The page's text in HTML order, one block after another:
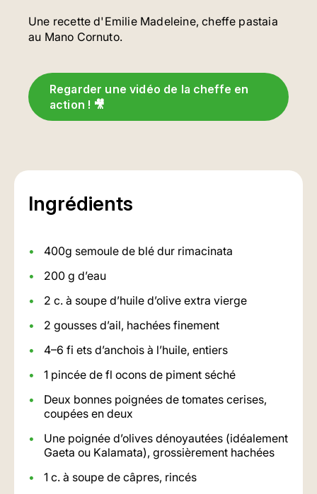
Une recette d'Emilie Madeleine, cheffe pastaia
au Mano Cornuto.
Regarder une vidéo de la cheffe en
action ! 🎥
Ingrédients
400g semoule de blé dur rimacinata
200 g d’eau
2 c. à soupe d’huile d’olive extra vierge
2 gousses d’ail, hachées finement
4–6 fi ets d’anchois à l’huile, entiers
1 pincée de fl ocons de piment séché
Deux bonnes poignées de tomates cerises,
coupées en deux
Une poignée d’olives dénoyautées (idéalement
Gaeta ou Kalamata), grossièrement hachées
1 c. à soupe de câpres, rincés